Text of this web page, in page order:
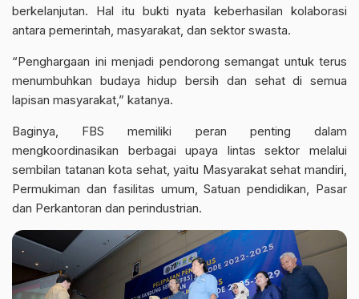
berkelanjutan. Hal itu bukti nyata keberhasilan kolaborasi
antara pemerintah, masyarakat, dan sektor swasta.
“Penghargaan ini menjadi pendorong semangat untuk terus
menumbuhkan budaya hidup bersih dan sehat di semua
lapisan masyarakat,” katanya.
Baginya, FBS memiliki peran penting dalam
mengkoordinasikan berbagai upaya lintas sektor melalui
sembilan tatanan kota sehat, yaitu Masyarakat sehat mandiri,
Permukiman dan fasilitas umum, Satuan pendidikan, Pasar
dan Perkantoran dan perindustrian.